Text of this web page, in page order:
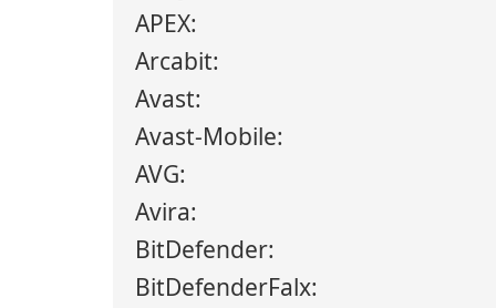
APEX:
Arcabit:
Avast:
Avast-Mobile:
AVG:
Avira:
BitDefender:
BitDefenderFalx: